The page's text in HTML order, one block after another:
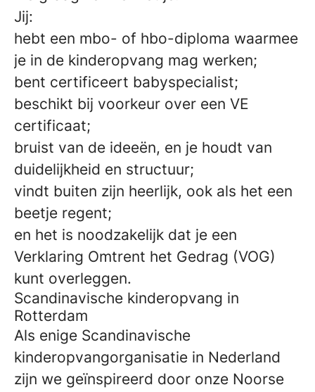
Jij:
hebt een mbo- of hbo-diploma waarmee
je in de kinderopvang mag werken;
bent certificeert babyspecialist;
beschikt bij voorkeur over een VE
certificaat;
bruist van de ideeën, en je houdt van
duidelijkheid en structuur;
vindt buiten zijn heerlijk, ook als het een
beetje regent;
en het is noodzakelijk dat je een
Verklaring Omtrent het Gedrag (VOG)
kunt overleggen.
Scandinavische kinderopvang in
Rotterdam
Als enige Scandinavische
kinderopvangorganisatie in Nederland
zijn we geïnspireerd door onze Noorse